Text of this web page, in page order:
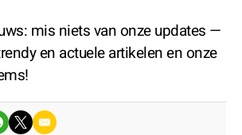
mis niets van onze updates —
en actuele artikelen en onze